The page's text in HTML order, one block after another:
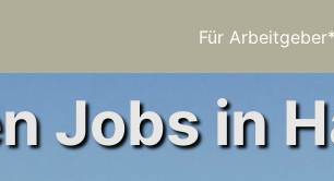
Für
Jobs in